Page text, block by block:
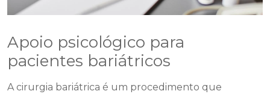
Apoio psicológico para
pacientes bariátricos
A cirurgia bariátrica é um procedimento que